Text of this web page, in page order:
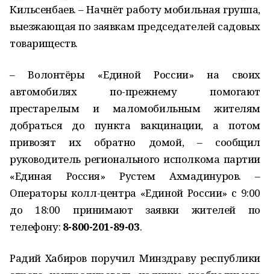
Кильсенбаев. – Начнёт работу мобильная группа,
выезжающая по заявкам председателей садовых
товариществ.
– Волонтёры «Единой России» на своих
автомобилях по-прежнему помогают
престарелым и маломобильным жителям
добраться до пункта вакцинации, а потом
привозят их обратно домой, – сообщил
руководитель регионального исполкома партии
«Единая Россия» Рустем Ахмадинуров. –
Операторы колл-центра «Единой России» с 9:00
до 18:00 принимают заявки жителей по
телефону: 8-800-201-89-03.
Радий Хабиров поручил Минздраву республики